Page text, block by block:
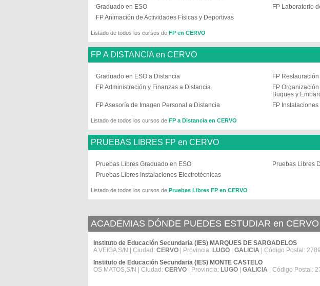
Graduado en ESO
FP Laboratorio
FP Animación de Actividades Físicas y Deportivas
Listado de todos los cursos de FP en CERVO
FP A DISTANCIA en CERVO
Graduado en ESO a Distancia
FP
FP Administración y Finanzas a Distancia
FP
Buques y
FP Asesoría de Imagen Personal a Distancia
FP
Listado de todos los cursos de FP a Distancia en CERVO
PRUEBAS LIBRES FP en CERVO
Pruebas Libres Graduado en ESO
Pruebas Libres
Pruebas Libres Instalaciones Electrotécnicas
Listado de todos los cursos de Pruebas Libres FP en CERVO
ACADEMIAS DÓNDE PUEDES ESTUDIAR en CERVO
Instituto de Educación Secundaria (IES) MARQUES DE SARGADELOS
A VEIGA S/N | Ciudad: CERVO | Provincia: LUGO GALICIA | Código Postal:
Instituto de Educación Secundaria (IES) MONTE CASTELO
OS MATOS,S/N | Ciudad: CERVO | Provincia: LUGO GALICIA | Código Postal: